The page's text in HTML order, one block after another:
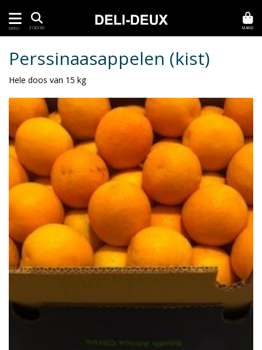
MENU ZOEKEN MAND
Perssinaasappelen (kist)
Hele doos van 15 kg